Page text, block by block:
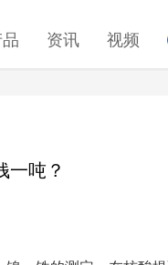
资讯 视频
吨？